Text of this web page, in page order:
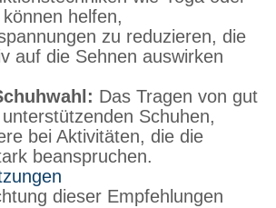
helfen,
zu reduzieren, die
auf die Sehnen auswirken
Das Tragen von gut
Schuhen,
bei Aktivitäten, die die
beanspruchen.
dieser Empfehlungen